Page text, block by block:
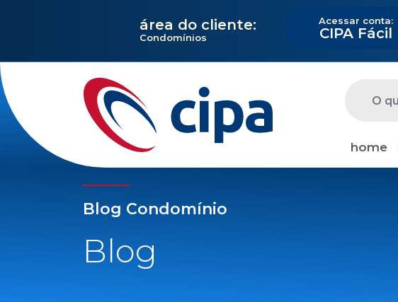
área do cliente:
Condomínios
Acessar conta:
CIPA Fácil
home
Blog Condomínio
Blog